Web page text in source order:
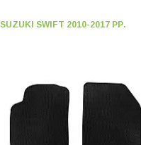
SUZUKI SWIFT 2010-2017 РР.